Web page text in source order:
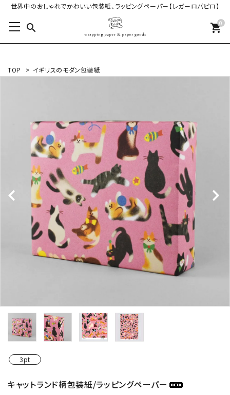
世界中のおしゃれでかわいい包装紙、ラッピングペーパー【レガーロパピロ】
search 0
shopping_cart
TOP > イギリスのモダン包装紙
3pt
キャットランド柄包装紙/ラッピングペーパー